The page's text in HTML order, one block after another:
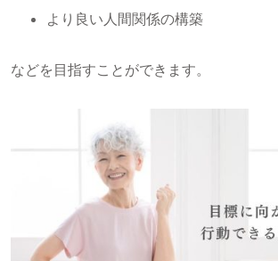
より良い人間関係の構築
などを目指すことができます。